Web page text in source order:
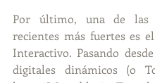
Por último, una de las
recientes más fuertes es
Interactivo. Pasando
digitales dinámicos (o